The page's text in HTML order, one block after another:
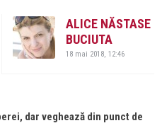
ALICE NĂSTASE
BUCIUTA
18 mai 2018, 12:46
dar veghează din punct de